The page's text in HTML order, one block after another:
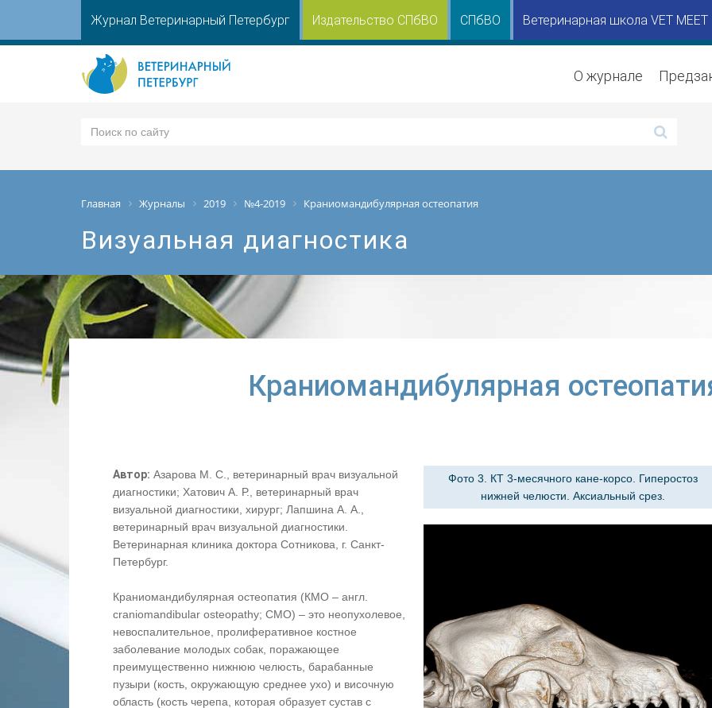
Журнал Ветеринарный Петербург Издательство СПбВО СПбВО Ветеринарная школа VET MEET
О журнале
Главная Журналы 2019 №4-2019 Краниомандибулярная остеопатия
Визуальная диагностика
Краниомандибулярная
Автор: Азарова М. С., ветеринарный врач визуальной
диагностики; Хатович А. Р., ветеринарный врач
визуальной диагностики, хирург; Лапшина А. А.,
ветеринарный врач визуальной диагностики.
Ветеринарная клиника доктора Сотникова, г. Санкт-
Петербург.
Краниомандибулярная остеопатия (КМО – англ.
craniomandibular osteopathy; CMO) – это неопухолевое,
невоспалительное, пролиферативное костное
заболевание молодых собак, поражающее
преимущественно нижнюю челюсть, барабанные
пузыри (кость, окружающую среднее ухо) и височную
область (кость черепа, которая образует сустав с
Фото 3. КТ 3-месячного кане-корсо. Гиперостоз
нижней челюсти. Аксиальный срез.